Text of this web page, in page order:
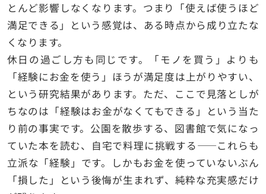
とんど影響しなくなります。つまり「使えば使うほど
満足できる」という感覚は、ある時点から成り立たな
くなります。
休日の過ごし方も同じです。「モノを買う」よりも
「経験にお金を使う」ほうが満足度は上がりやすい、
という研究結果があります。ただ、ここで見落としが
ちなのは「経験はお金がなくてもできる」という当た
り前の事実です。公園を散歩する、図書館で気になっ
ていた本を読む、自宅で料理に挑戦する——これらも
立派な「経験」です。しかもお金を使っていないぶん
「損した」という後悔が生まれず、純粋な充実感だけ